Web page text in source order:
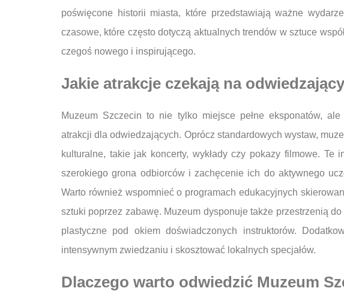
poświęcone historii miasta, które przedstawiają ważne
czasowe, które często dotyczą aktualnych trendów w sztuce
czegoś nowego i inspirującego.
Jakie atrakcje czekają na
Muzeum Szczecin to nie tylko miejsce pełne eksponatów,
atrakcji dla odwiedzających. Oprócz standardowych wystaw,
kulturalne, takie jak koncerty, wykłady czy pokazy filmowe. Te
szerokiego grona odbiorców i zachęcenie ich do aktywnego
Warto również wspomnieć o programach edukacyjnych
sztuki poprzez zabawę. Muzeum dysponuje także przestrzenią
plastyczne pod okiem doświadczonych instruktorów.
intensywnym zwiedzaniu i skosztować lokalnych specjałów.
Dlaczego warto odwiedzić Muzeum